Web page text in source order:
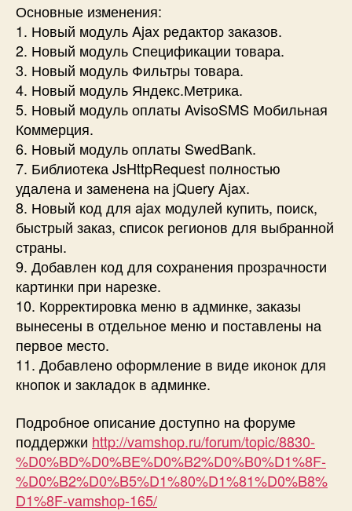
Основные изменения:
1. Новый модуль Ajax редактор заказов.
2. Новый модуль Спецификации товара.
3. Новый модуль Фильтры товара.
4. Новый модуль Яндекс.Метрика.
5. Новый модуль оплаты AvisoSMS Мобильная
Коммерция.
6. Новый модуль оплаты SwedBank.
7. Библиотека JsHttpRequest полностью
удалена и заменена на jQuery Ajax.
8. Новый код для ajax модулей купить, поиск,
быстрый заказ, список регионов для выбранной
страны.
9. Добавлен код для сохранения прозрачности
картинки при нарезке.
10. Корректировка меню в админке, заказы
вынесены в отдельное меню и поставлены на
первое место.
11. Добавлено оформление в виде иконок для
кнопок и закладок в админке.
Подробное описание доступно на форуме
поддержки http://vamshop.ru/forum/topic/8830-
%D0%BD%D0%BE%D0%B2%D0%B0%D1%8F-
%D0%B2%D0%B5%D1%80%D1%81%D0%B8%
D1%8F-vamshop-165/